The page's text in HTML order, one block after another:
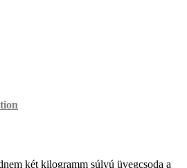
két kilogramm súlyú üvegcsoda a